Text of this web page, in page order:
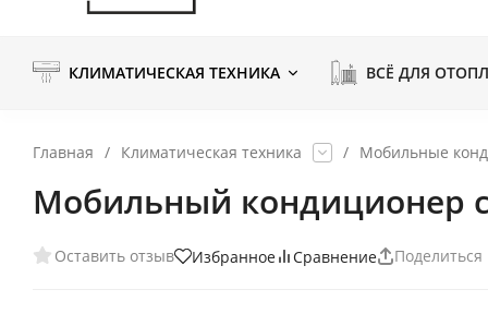
КЛИМАТИЧЕСКАЯ ТЕХНИКА ВСЁ ДЛЯ
Главная / Климатическая техника / Мобильные
Мобильный кондиционер
Оставить отзыв Избранное Сравнение Поделиться